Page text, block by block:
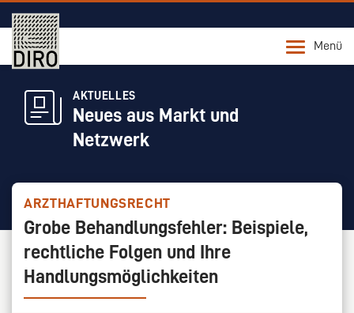
Menü
AKTUELLES
Neues aus Markt und
Netzwerk
ARZTHAFTUNGSRECHT
Grobe Behandlungsfehler: Beispiele,
rechtliche Folgen und Ihre
Handlungsmöglichkeiten